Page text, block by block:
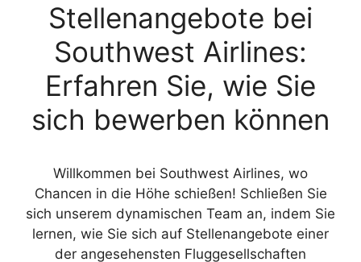
Stellenangebote bei
Southwest Airlines:
Erfahren Sie, wie Sie
sich bewerben können
Willkommen bei Southwest Airlines, wo
Chancen in die Höhe schießen! Schließen Sie
sich unserem dynamischen Team an, indem Sie
lernen, wie Sie sich auf Stellenangebote einer
der angesehensten Fluggesellschaften